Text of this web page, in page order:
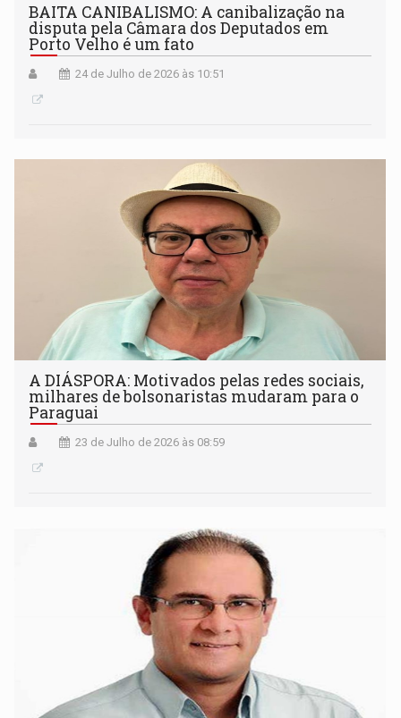
BAITA CANIBALISMO: A canibalização na
disputa pela Câmara dos Deputados em
Porto Velho é um fato
24 de Julho de 2026 às 10:51
A DIÁSPORA: Motivados pelas redes sociais,
milhares de bolsonaristas mudaram para o
Paraguai
23 de Julho de 2026 às 08:59